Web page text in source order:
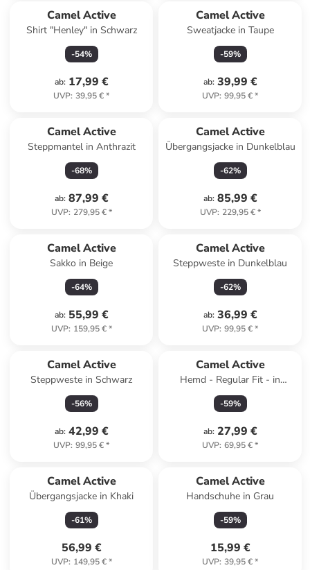
Camel Active
Shirt "Henley" in Schwarz
-54%
ab: 17,99 €
UVP: 39,95 €*
Camel Active
Sweatjacke in Taupe
-59%
ab: 39,99 €
UVP: 99,95 €*
Camel Active
Steppmantel in Anthrazit
-68%
ab: 87,99 €
UVP: 279,95 €*
Camel Active
Übergangsjacke in Dunkelblau
-62%
ab: 85,99 €
UVP: 229,95 €*
Camel Active
Sakko in Beige
-64%
ab: 55,99 €
UVP: 159,95 €*
Camel Active
Steppweste in Dunkelblau
-62%
ab: 36,99 €
UVP: 99,95 €*
Camel Active
Steppweste in Schwarz
-56%
ab: 42,99 €
UVP: 99,95 €*
Camel Active
Hemd - Regular Fit - in
Hellblau
-59%
ab: 27,99 €
UVP: 69,95 €*
Camel Active
Übergangsjacke in Khaki
-61%
56,99 €
UVP: 149,95 €*
Camel Active
Handschuhe in Grau
-59%
15,99 €
UVP: 39,95 €*